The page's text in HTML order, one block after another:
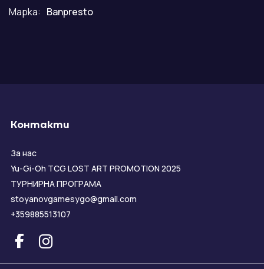
Марка: Banpresto
Контакти
За нас
Yu-Gi-Oh TCG LOST ART PROMOTION 2025
ТУРНИРНА ПРОГРАМА
stoyanovgamesygo@gmail.com
+359885513107